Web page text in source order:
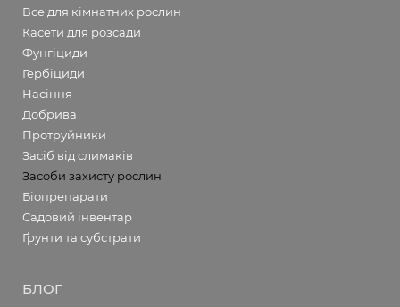
Все для кімнатних рослин
Касети для розсади
Фунгіциди
Гербіциди
Насіння
Добрива
Протруйники
Засіб від слимаків
Засоби захисту рослин
Біопрепарати
Садовий інвентар
Ґрунти та субстрати
БЛОГ